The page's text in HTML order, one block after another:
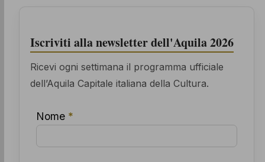
Iscriviti alla newsletter dell'Aquila 2026
Ricevi ogni settimana il programma ufficiale
dell’Aquila Capitale italiana della Cultura.
Nome *